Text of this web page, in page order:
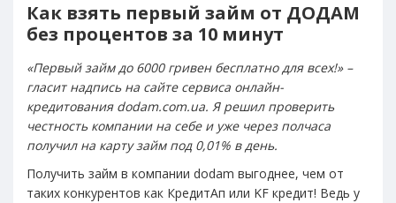
Как взять первый займ от ДОДАМ
без процентов за 10 минут
«Первый займ до 6000 гривен бесплатно для всех!» –
гласит надпись на сайте сервиса онлайн-
кредитования dodam.com.ua. Я решил проверить
честность компании на себе и уже через полчаса
получил на карту займ под 0,01% в день.
Получить займ в компании dodam выгоднее, чем от
таких конкурентов как КредитАп или KF кредит! Ведь у